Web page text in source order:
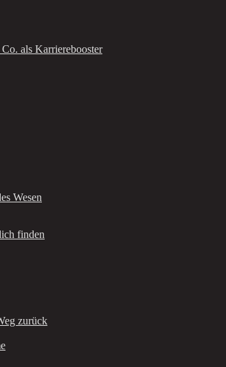
als Karrierebooster
Wesen
finden
zurück